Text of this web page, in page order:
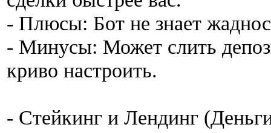
- Плюсы: Бот не знает
- Минусы: Может слить
криво настроить.
- Стейкинг и Лендинг